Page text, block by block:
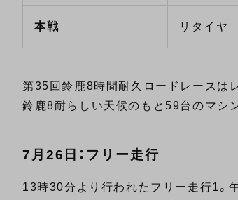
本戦 リタイヤ
第35回鈴鹿8時間耐久ロードレースは
鈴鹿8耐らしい天候のもと59台のマシ
7月26日：フリー走行
13時30分より行われたフリー走行1。